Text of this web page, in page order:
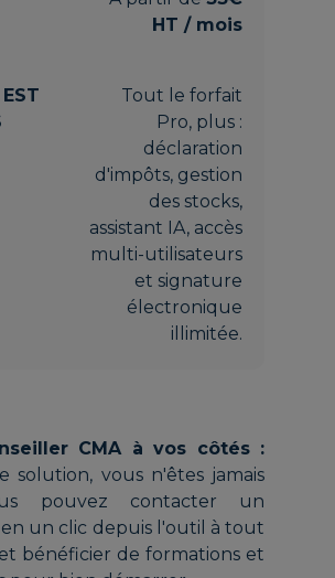
HT / mois
Tout le forfait
Pro, plus :
déclaration
d'impôts, gestion
des stocks,
assistant IA, accès
multi-utilisateurs
et signature
électronique
illimitée.
CMA à vos côtés :
solution, vous n'êtes jamais
pouvez contacter un
un clic depuis l'outil à tout
bénéficier de formations et